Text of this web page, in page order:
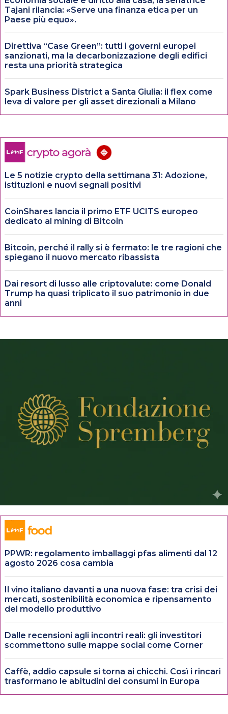
Tajani rilancia: «Serve una finanza etica per un
Paese più equo».
Direttiva “Case Green”: tutti i governi europei
sanzionati, ma la decarbonizzazione degli edifici
resta una priorità strategica
Spark Business District a Santa Giulia: il flex come
leva di valore per gli asset direzionali a Milano
Le 5 notizie crypto della settimana 31: Adozione,
istituzioni e nuovi segnali positivi
CoinShares lancia il primo ETF UCITS europeo
dedicato al mining di Bitcoin
Bitcoin, perché il rally si è fermato: le tre ragioni che
spiegano il nuovo mercato ribassista
Dai resort di lusso alle criptovalute: come Donald
Trump ha quasi triplicato il suo patrimonio in due
anni
PPWR: regolamento imballaggi pfas alimenti dal 12
agosto 2026 cosa cambia
Il vino italiano davanti a una nuova fase: tra crisi dei
mercati, sostenibilità economica e ripensamento
del modello produttivo
Dalle recensioni agli incontri reali: gli investitori
scommettono sulle mappe social come Corner
Caffè, addio capsule si torna ai chicchi. Così i rincari
trasformano le abitudini dei consumi in Europa